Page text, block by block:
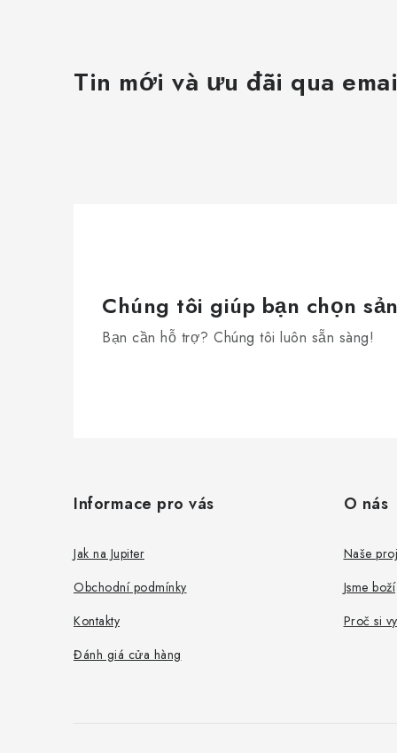
Tin mới và ưu đãi qua
Chúng tôi giúp bạn chọn
Bạn cần hỗ trợ? Chúng tôi luôn sẵn sàng!
Informace pro vás
Jak na Jupiter
Obchodní podmínky
Kontakty
Đánh giá cửa hàng
O nás
Naše
Jsme boží
Proč si